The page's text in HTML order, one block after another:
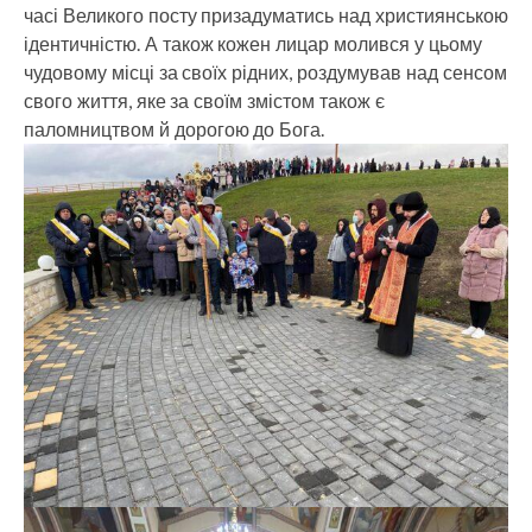
часі Великого посту призадуматись над християнською
ідентичністю. А також кожен лицар молився у цьому
чудовому місці за своїх рідних, роздумував над сенсом
свого життя, яке за своїм змістом також є
паломництвом й дорогою до Бога.